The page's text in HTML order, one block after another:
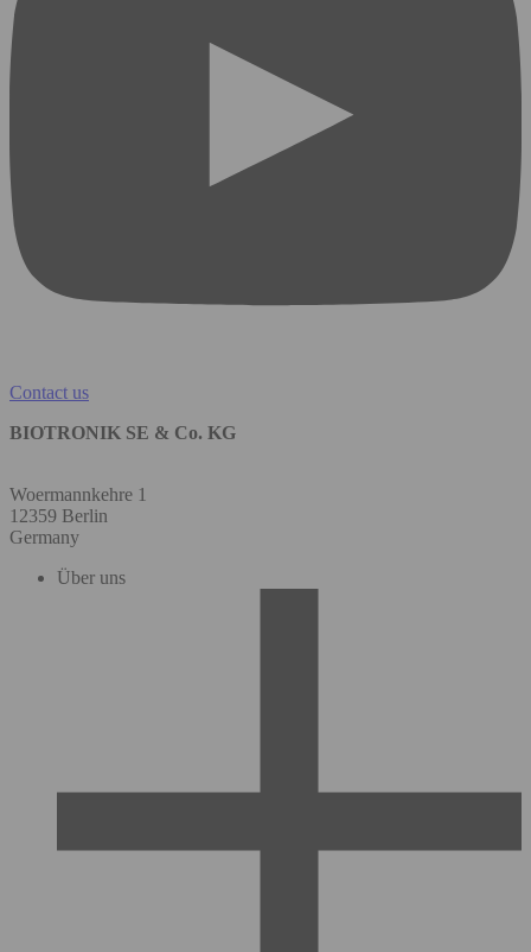
Contact us
BIOTRONIK SE & Co. KG
Woermannkehre 1
12359 Berlin
Germany
Über uns